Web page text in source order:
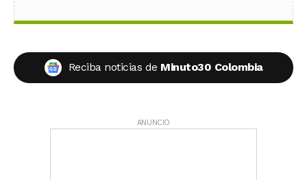
Reciba noticias de Minuto30 Colombia
ANUNCIO